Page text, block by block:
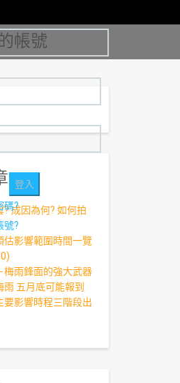
帳號
碼?
號?
? 成因為何? 如何拍
估影響範圍時間一覽
梅雨鋒面的強大武器
雨 五月底可能報到
要影響時程三階段出